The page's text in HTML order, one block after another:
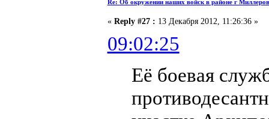
Re: Об окружении наших войск в районе г
« Reply #27 : 13 Декабря 2012, 11:26:36 »
09:02:25
Её боевая